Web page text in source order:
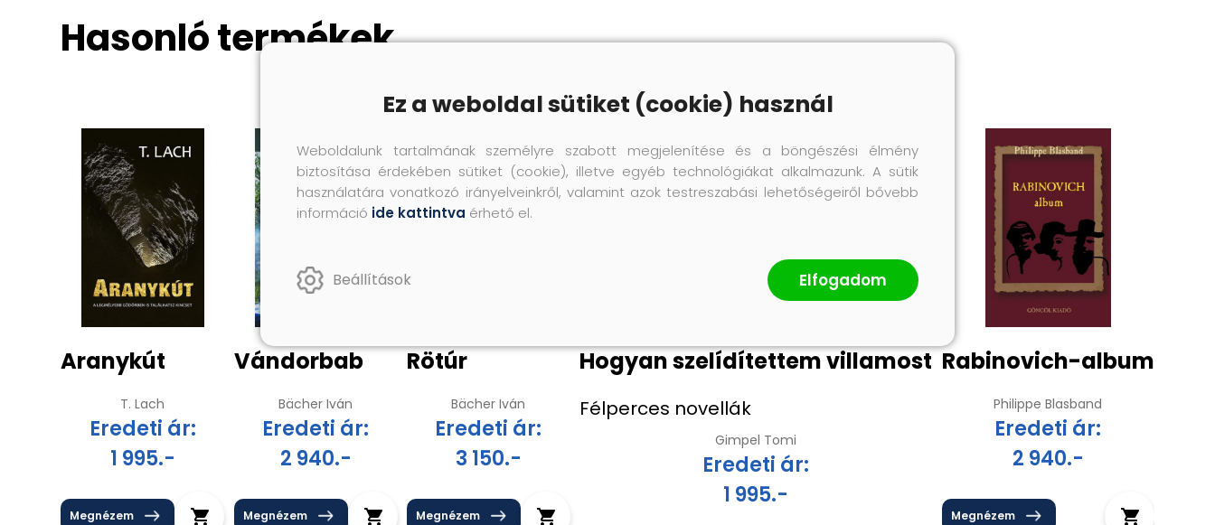
Hasonló termékek
Aranykút
T. Lach
Eredeti ár:
1 995.-
Megnézem
Vándorbab
Bächer Iván
Eredeti ár:
2 940.-
Megnézem
Rötúr
Bächer Iván
Eredeti ár:
3 150.-
Megnézem
Hogyan szelídítettem villamost
Félperces novellák
Gimpel Tomi
Eredeti ár:
1 995.-
Rabinovich-album
Philippe Blasband
Eredeti ár:
2 940.-
Megnézem
Ez a weboldal sütiket (cookie) használ
Weboldalunk tartalmának személyre szabott megjelenítése és a böngészési élmény
biztosítása érdekében sütiket (cookie), illetve egyéb technológiákat alkalmazunk. A sütik
használatára vonatkozó irányelveinkről, valamint azok testreszabási lehetőségeiről bővebb
információ ide kattintva érhető el.
Beállítások Elfogadom